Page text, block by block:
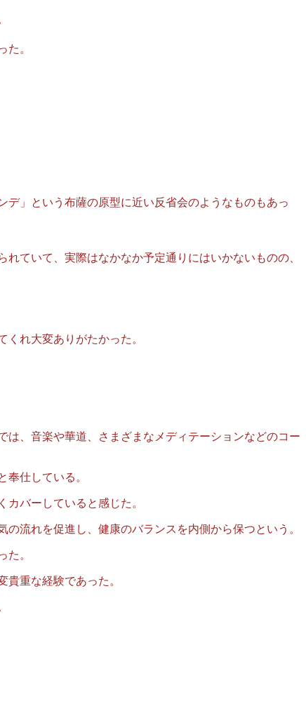
た。
」という布薩の原型に近い反省会のようなものもあっ
ていて、実際はなかなか予定通りにはいかないものの、
れ大変ありがたかった。
、音楽や華道、さまざまなメディテーションなどのコー
仕している。
バーしていると感じた。
流れを促進し、健康のバランスを内側から保つという。
た。
重な経験であった。